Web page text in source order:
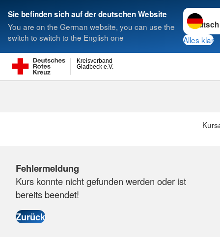
Sie befinden sich auf der deutschen Website
You are on the German website, you can use the
switch to switch to the English one
Sprache
Alles klar
Gladbeck e.V.
Kreisverband
Suche
Fehlermeldung
Kurs konnte nicht gefunden werden oder ist
bereits beendet!